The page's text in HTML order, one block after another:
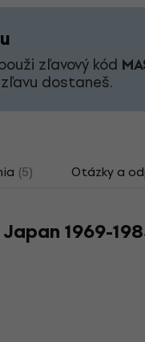
zľavový kód
dostaneš.
(5) Otázky a
1969-